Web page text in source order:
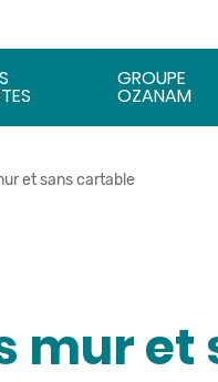
GROUPE
OZANAM
et sans cartable
mur